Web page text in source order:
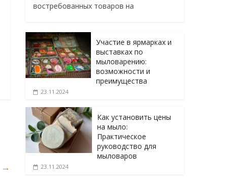
→
востребованных товаров на
Участие в ярмарках и
выставках по
мыловарению:
возможности и
преимущества
23.11.2024
Как установить цены
на мыло:
Практическое
руководство для
мыловаров
23.11.2024